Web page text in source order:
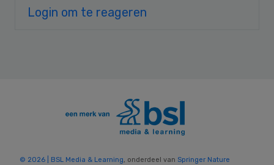
Login om te reageren
© 2026 | BSL Media & Learning, onderdeel van Springer Nature